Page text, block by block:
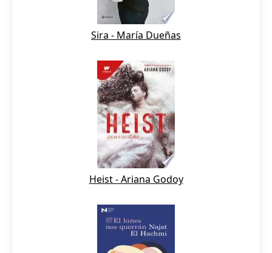
Sira - María Dueñas
Heist - Ariana Godoy